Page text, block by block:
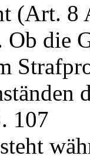
(Art. 8
Ob die
107